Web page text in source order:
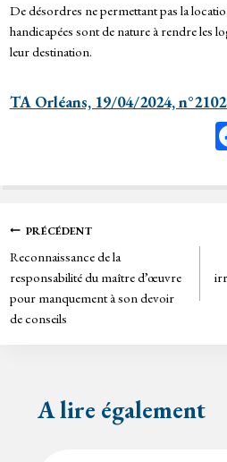
De désordres ne permettant pas la
handicapées sont de nature à rendre les
leur destination.
TA Orléans, 19/04/2024,
Navigation
de
l’article
PRÉCÉDENT
Reconnaissance de la
responsabilité du maître d’œuvre
pour manquement à son devoir
de conseils
A lire également